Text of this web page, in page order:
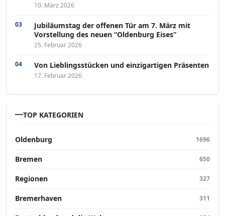
10. März 2026
Jubiläumstag der offenen Tür am 7. März mit
Vorstellung des neuen “Oldenburg Eises”
25. Februar 2026
Von Lieblingsstücken und einzigartigen Präsenten
17. Februar 2026
TOP KATEGORIEN
Oldenburg 1696
Bremen 650
Regionen 327
Bremerhaven 311